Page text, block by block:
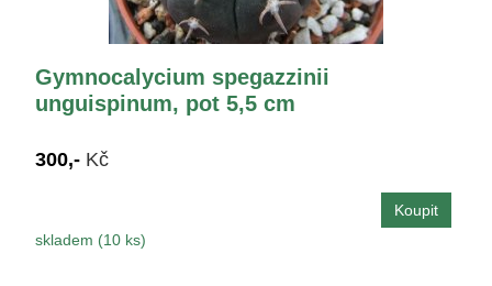
Gymnocalycium spegazzinii
unguispinum, pot 5,5 cm
300,- Kč
skladem (10 ks)